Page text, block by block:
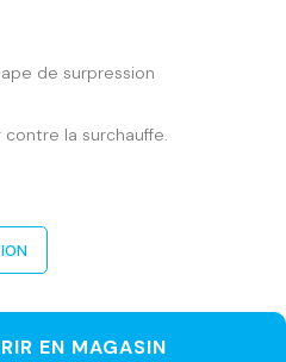
de surpression
la surchauffe.
EN MAGASIN